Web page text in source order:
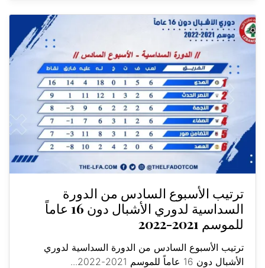
ترتيب الأسبوع السادس من الدورة
السداسية لدوري الأشبال دون 16 عاماً
للموسم 2021-2022
ترتيب الأسبوع السادس من الدورة السداسية لدوري
الأشبال دون 16 عاماً للموسم 2021-2022...